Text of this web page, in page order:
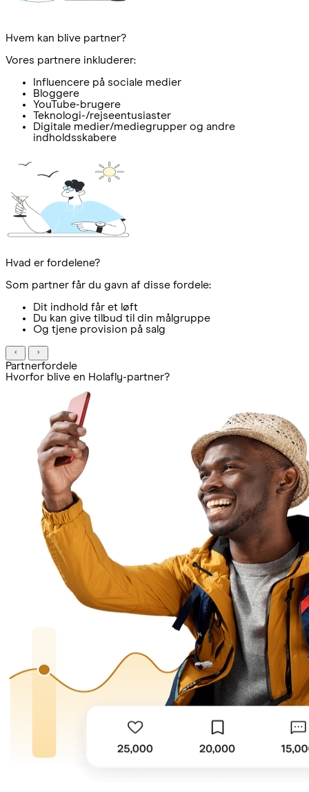
Hvem kan blive partner?
Vores partnere inkluderer:
Influencere på sociale medier
Bloggere
YouTube-brugere
Teknologi-/rejseentusiaster
Digitale medier/mediegrupper og andre
indholdsskabere
Hvad er fordelene?
Som partner får du gavn af disse fordele:
Dit indhold får et løft
Du kan give tilbud til din målgruppe
Og tjene provision på salg
Partnerfordele
Hvorfor blive en Holafly-partner?